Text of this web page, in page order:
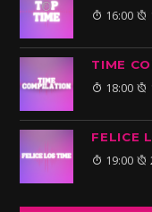
16:00
TIME
18:00
FELICE
19:00